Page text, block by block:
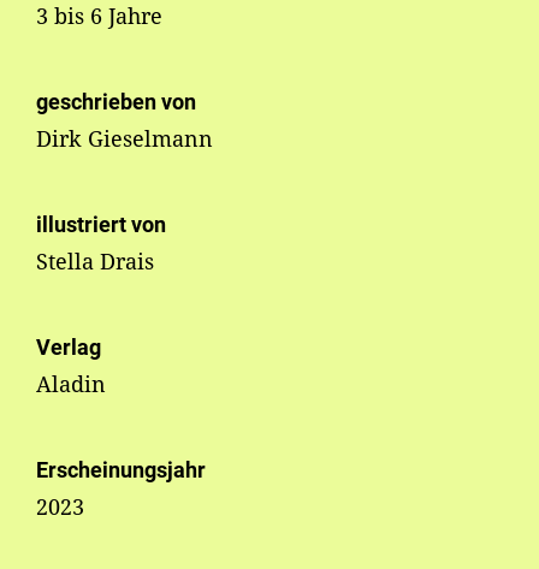
3 bis 6 Jahre
geschrieben von
Dirk Gieselmann
illustriert von
Stella Drais
Verlag
Aladin
Erscheinungsjahr
2023